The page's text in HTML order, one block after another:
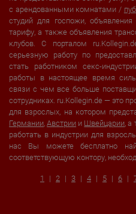
с арендованными комнатами /
студий для госпожи,
тарифу, а также объявления
клубов. С порталом
серьезную работу по
стать работником секс-
работы в настоящее время
связи с чем все больше
сотрудниках. ru.Kollegin.de — это
для взрослых, на котором
Германии,Австрии и Швейцарии, а
работать в индустрии для
нас Вы можете бесплатно
соответствующую контору,
1 2 3 4 5 6